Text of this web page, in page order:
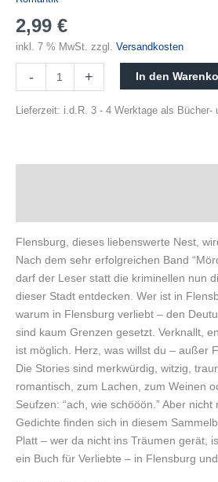
2,99 €
inkl. 7 % MwSt. zzgl. Versandkosten
- + In den
Lieferzeit: i.d.R. 3 - 4 Werktage als Bücher-
Flensburg, dieses liebenswerte Nest,
Nach dem sehr erfolgreichen Band
darf der Leser statt die kriminellen nun
dieser Stadt entdecken. Wer ist in
warum in Flensburg verliebt – den
sind kaum Grenzen gesetzt. Verknallt,
ist möglich. Herz, was willst du – außer
Die Stories sind merkwürdig, witzig,
romantisch, zum Lachen, zum Weinen
Seufzen: “ach, wie schööön.” Aber
Gedichte finden sich in diesem
Platt – wer da nicht ins Träumen gerät,
ein Buch für Verliebte – in Flensburg